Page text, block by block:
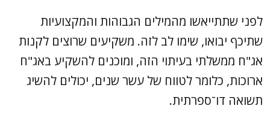
לפני שתתייאשו מהמילים הגבוהות והמקצועיות
שתיכף יבואו, שימו לב לזה. משקיעים שרוצים לקנות
אג"ח ממשלתי בעיתוי הזה, ומוכנים להשקיע באג"ח
ארוכות, כלומר לטווח של עשר שנים, יכולים להשיג
תשואה דו־ספרתית.